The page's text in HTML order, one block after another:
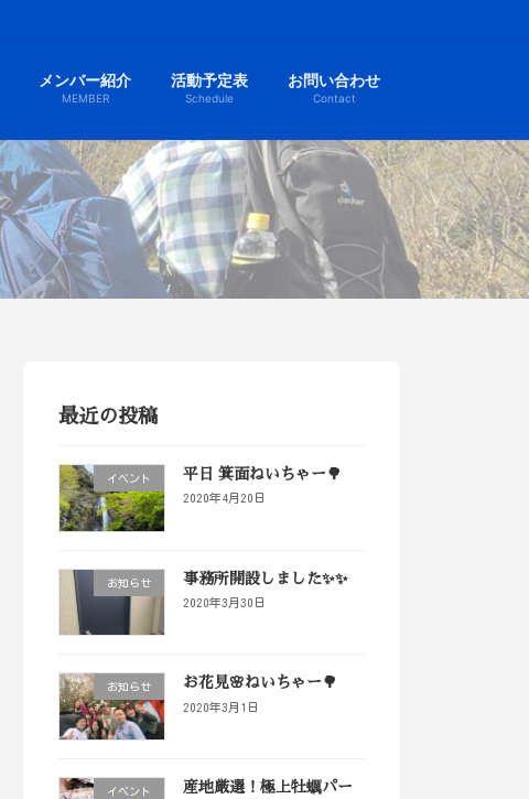
メンバー紹介
MEMBER
活動予定表
Schedule
お問い合わせ
Contact
最近の投稿
イベント 平日 箕面ねいちゃー🌳
2020年4月20日
お知らせ 事務所開設しました✨✨
2020年3月30日
お知らせ お花見🌸ねいちゃー🌳
2020年3月1日
イベント
産地厳選！極上牡蠣パー